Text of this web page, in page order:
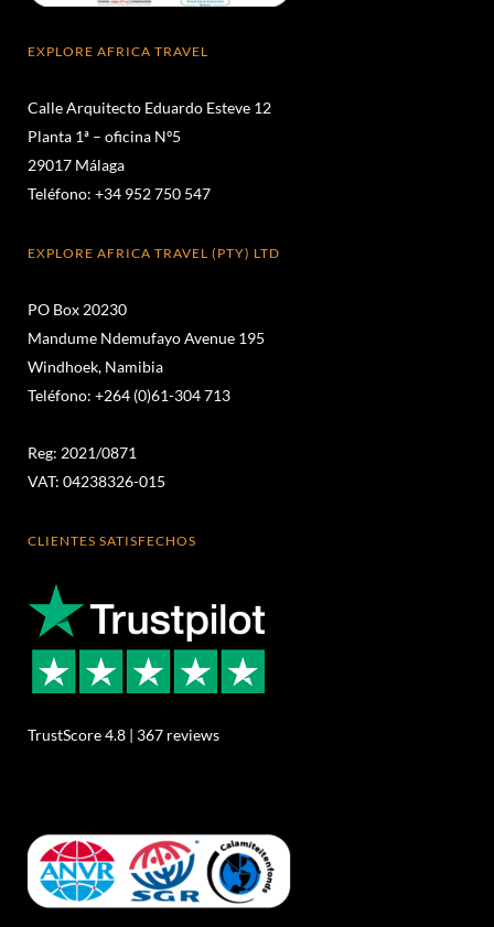
EXPLORE AFRICA TRAVEL
Calle Arquitecto Eduardo Esteve 12
Planta 1ª – oficina Nº5
29017 Málaga
Teléfono: +34 952 750 547
EXPLORE AFRICA TRAVEL (PTY) LTD
PO Box 20230
Mandume Ndemufayo Avenue 195
Windhoek, Namibia
Teléfono: +264 (0)61-304 713
Reg: 2021/0871
VAT: 04238326-015
CLIENTES SATISFECHOS
TrustScore 4.8 | 367 reviews